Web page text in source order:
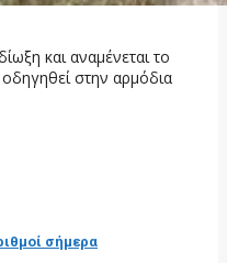
και αναμένεται το
στην αρμόδια
σήμερα